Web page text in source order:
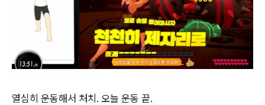
열심히 운동해서 처치. 오늘 운동 끝.